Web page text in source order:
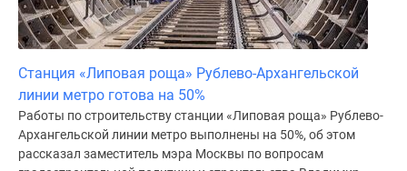
акции
Макс
Станция «Липовая роща» Рублево-Архангельской
линии метро готова на 50%
Работы по строительству станции «Липовая роща» Рублево-
Архангельской линии метро выполнены на 50%, об этом
рассказал заместитель мэра Москвы по вопросам